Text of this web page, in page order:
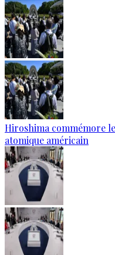
Hiroshima commémore
atomique américain